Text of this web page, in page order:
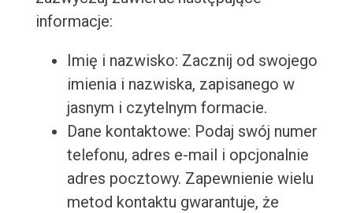
informacje:
Imię i nazwisko: Zacznij od swojego
imienia i nazwiska, zapisanego w
jasnym i czytelnym formacie.
Dane kontaktowe: Podaj swój numer
telefonu, adres e-mail i opcjonalnie
adres pocztowy. Zapewnienie wielu
metod kontaktu gwarantuje, że